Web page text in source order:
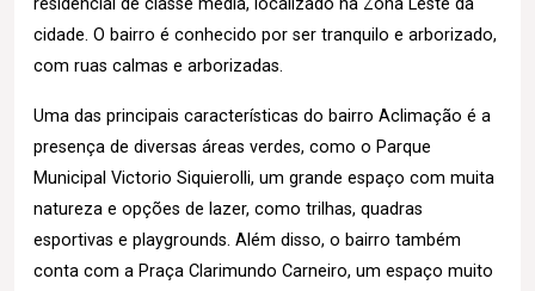
residencial de classe média, localizado na Zona Leste da
cidade. O bairro é conhecido por ser tranquilo e arborizado,
com ruas calmas e arborizadas.
Uma das principais características do bairro Aclimação é a
presença de diversas áreas verdes, como o Parque
Municipal Victorio Siquierolli, um grande espaço com muita
natureza e opções de lazer, como trilhas, quadras
esportivas e playgrounds. Além disso, o bairro também
conta com a Praça Clarimundo Carneiro, um espaço muito